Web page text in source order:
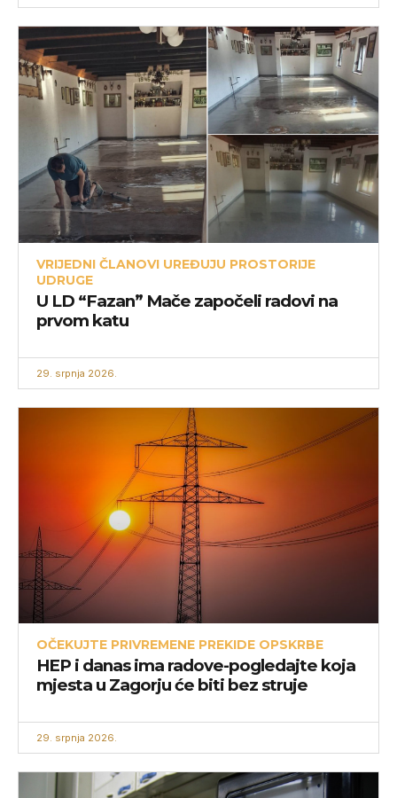
VRIJEDNI ČLANOVI UREĐUJU PROSTORIJE
UDRUGE
U LD “Fazan” Mače započeli radovi na
prvom katu
29. srpnja 2026.
OČEKUJTE PRIVREMENE PREKIDE OPSKRBE
HEP i danas ima radove-pogledajte koja
mjesta u Zagorju će biti bez struje
29. srpnja 2026.